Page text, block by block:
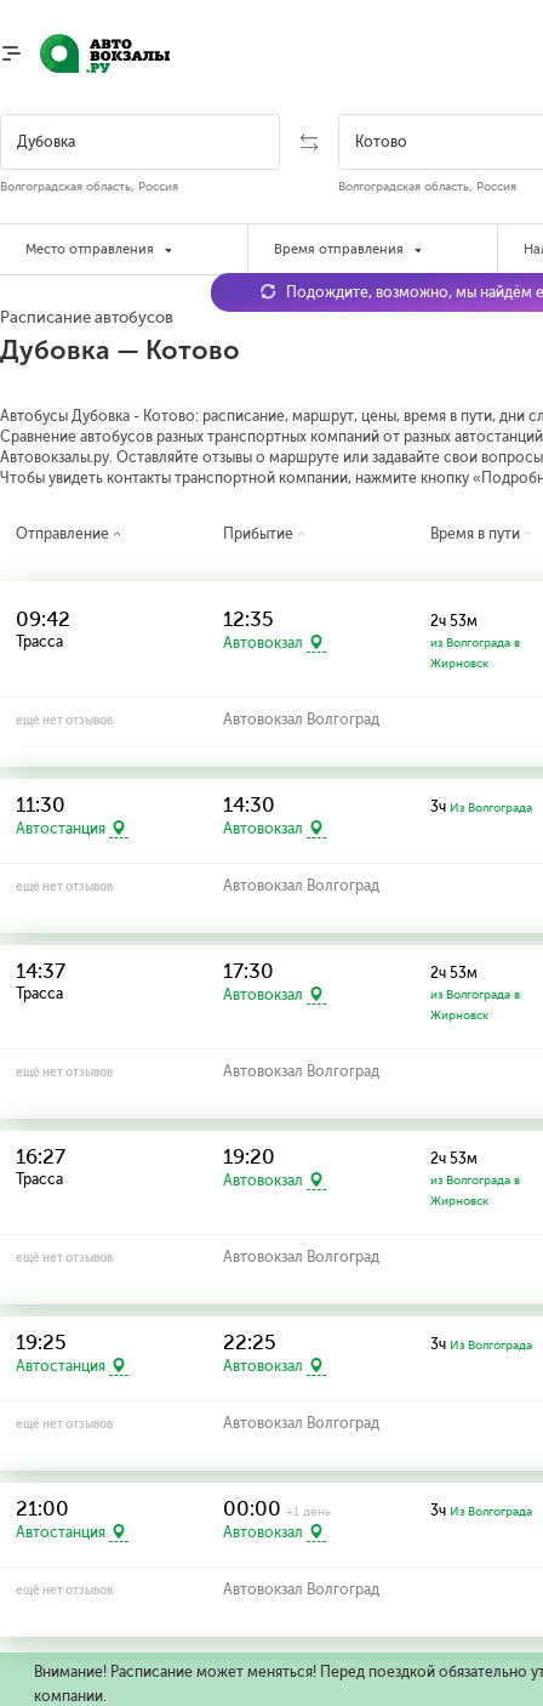
Волгоградская область, Россия Волгоградская область, Россия
Место отправления Время отправления
Расписание автобусов
Дубовка — Котово
Автобусы Дубовка - Котово: расписание, маршрут, цены, время в пути, дни
Сравнение автобусов разных транспортных компаний от разных
Автовокзалы.ру. Оставляйте отзывы о маршруте или задавайте свои
Чтобы увидеть контакты транспортной компании, нажмите кнопку
Подождите, возможно, мы найдём
Отправление Прибытие Время в пути
09:42
Трасса
12:35
Автовокзал
2ч 53м
из Волгограда в
Жирновск
ещё нет отзывов Автовокзал Волгоград
11:30
Автостанция
14:30
Автовокзал
3ч Из Волгограда
ещё нет отзывов Автовокзал Волгоград
14:37
Трасса
17:30
Автовокзал
2ч 53м
из Волгограда в
Жирновск
ещё нет отзывов Автовокзал Волгоград
16:27
Трасса
19:20
Автовокзал
2ч 53м
из Волгограда в
Жирновск
ещё нет отзывов Автовокзал Волгоград
19:25
Автостанция
22:25
Автовокзал
3ч Из Волгограда
ещё нет отзывов Автовокзал Волгоград
21:00
Автостанция
00:00+1 день
Автовокзал
3ч Из Волгограда
ещё нет отзывов Автовокзал Волгоград
Внимание! Расписание может меняться! Перед поездкой обязательно
компании.